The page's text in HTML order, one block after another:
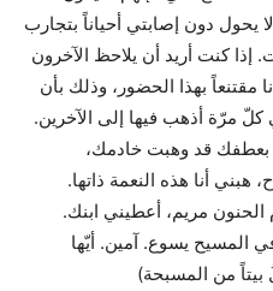
يحول دون إصابتي أحياناً بتجارب
إذا كنت أريد أن يلاحظ الآخرون
مقتنعاً بهذا الحضور، وذلك بأن
كلّ مرّة أذهب فيها إلى الآخرين.
بعطفك قد وهبت خادمك،
هبني أنا هذه النعمة ذاتها.
الحنون مريم، أعطيني ابنك.
المسيح يسوع. آمين. أيّها
بيتاً من المسبحة)